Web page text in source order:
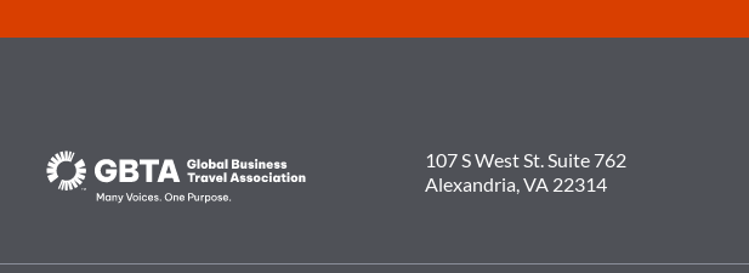
107 S West St. Suite 762
Alexandria, VA 22314